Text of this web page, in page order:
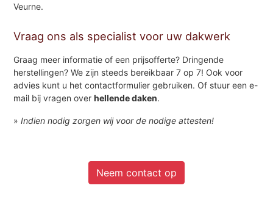
Veurne.
Vraag ons als specialist voor uw dakwerk
Graag meer informatie of een prijsofferte? Dringende
herstellingen? We zijn steeds bereikbaar 7 op 7! Ook voor
advies kunt u het contactformulier gebruiken. Of stuur een e-
mail bij vragen overhellende daken.
»Indien nodig zorgen wij voor de nodige attesten!
Neem contact op